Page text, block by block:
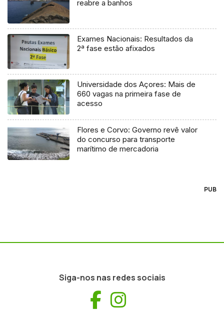
reabre a banhos
Exames Nacionais: Resultados da
2ª fase estão afixados
Universidade dos Açores: Mais de
660 vagas na primeira fase de
acesso
Flores e Corvo: Governo revê valor
do concurso para transporte
marítimo de mercadoria
PUB
Siga-nos nas redes sociais
Facebook